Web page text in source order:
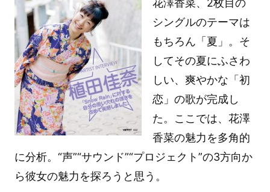
花澤香菜、2枚目の
シングルのテーマは
もちろん「夏」。そ
してその夏にふさわ
しい、爽やかな「初
恋」の歌が完成し
た。ここでは、花澤
香菜の魅力を多角的
に分析。“声”“サウンド”“プロジェクト”の3方向か
ら彼女の魅力を探ろうと思う。